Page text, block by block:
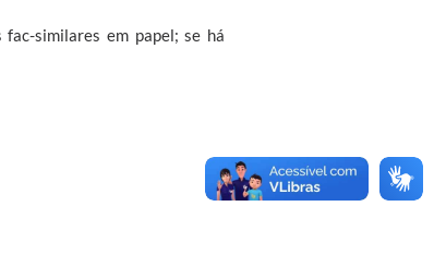
similares em papel; se há